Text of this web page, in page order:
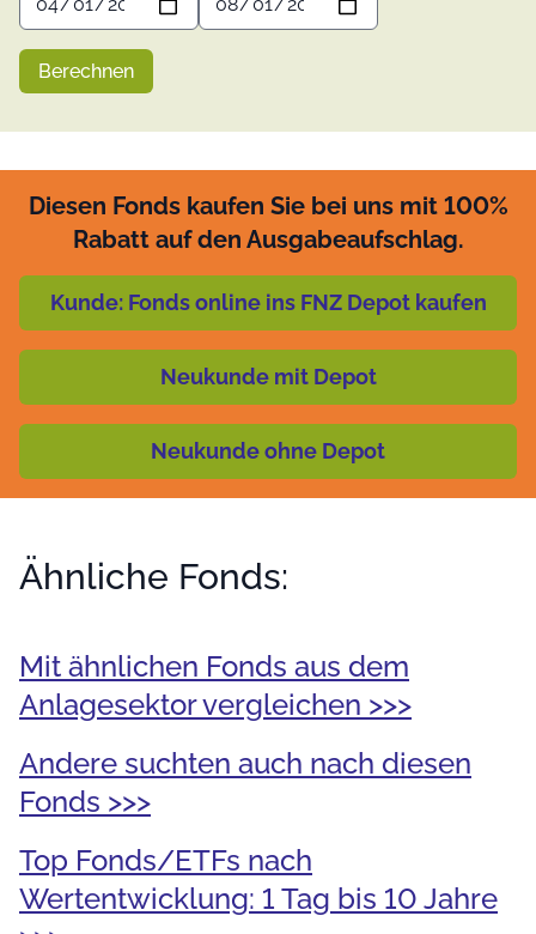
Berechnen
Diesen Fonds kaufen Sie bei uns mit 100%
Rabatt auf den Ausgabeaufschlag.
Kunde: Fonds online ins FNZ Depot kaufen
Neukunde mit Depot
Neukunde ohne Depot
Ähnliche Fonds:
Mit ähnlichen Fonds aus dem
Anlagesektor vergleichen >>>
Andere suchten auch nach diesen
Fonds >>>
Top Fonds/ETFs nach
Wertentwicklung: 1 Tag bis 10 Jahre